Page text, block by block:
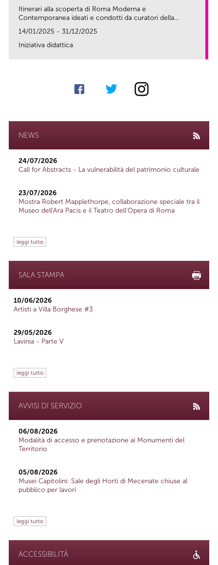
Itinerari alla scoperta di Roma Moderna e
Contemporanea ideati e condotti da curatori della...
14/01/2025 - 31/12/2025
Iniziativa didattica
NEWS
24/07/2026
Call for Abstracts - La vulnerabilità del patrimonio culturale
23/07/2026
Mostra Robert Mapplethorpe, collaborazione speciale tra il
Museo dell'Ara Pacis e il Teatro dell'Opera di Roma
leggi tutto
SALA STAMPA
10/06/2026
Artisti a Villa Borghese #3
29/05/2026
Lavinia - Parte V
leggi tutto
AVVISI DI SERVIZIO
06/08/2026
Modalità di accesso e prenotazione ai Monumenti del
Territorio
05/08/2026
Musei Capitolini: Sale degli Horti di Mecenate chiuse al
pubblico per lavori
leggi tutto
ACCESSIBILITÀ